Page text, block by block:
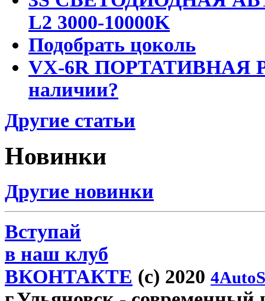
L2 3000-10000K
Подобрать цоколь
VX-6R ПОРТАТИВНАЯ
наличии?
Другие статьи
Новинки
Другие новинки
Вступай
в наш клуб
ВКОНТАКТЕ (c) 2020